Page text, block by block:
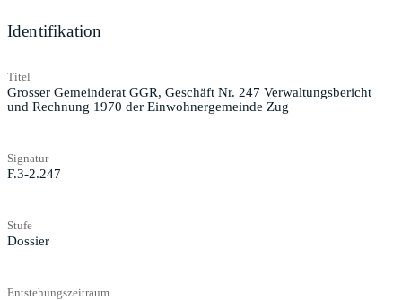
Identifikation
Titel
Grosser Gemeinderat GGR, Geschäft Nr. 247 Verwaltungsbericht
und Rechnung 1970 der Einwohnergemeinde Zug
Signatur
F.3-2.247
Stufe
Dossier
Entstehungszeitraum